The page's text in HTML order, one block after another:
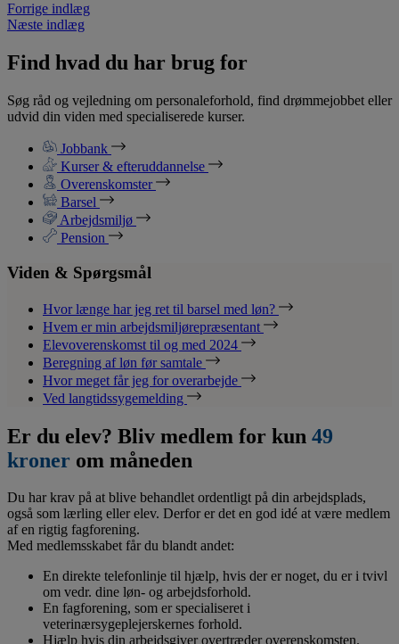
Forrige indlæg
Næste indlæg
Find hvad du har brug for
Søg råd og vejledning om personaleforhold, find drømmejobbet eller
udvid din viden med specialiserede kurser.
Jobbank
Kurser & efteruddannelse
Overenskomster
Barsel
Arbejdsmiljø
Pension
Viden & Spørgsmål
Hvor længe har jeg ret til barsel med løn?
Hvem er min arbejdsmiljørepræsentant
Elevoverenskomst til og med 2024
Beregning af løn før samtale
Hvor meget får jeg for overarbejde
Ved langtidssygemelding
Er du elev? Bliv medlem for kun 49
kroner om måneden
Du har krav på at blive behandlet ordentligt på din arbejdsplads,
også som lærling eller elev. Derfor er det en god idé at være medlem
af en rigtig fagforening.
Med medlemsskabet får du blandt andet:
En direkte telefonlinje til hjælp, hvis der er noget, du er i tvivl
om vedr. dine løn- og arbejdsforhold.
En fagforening, som er specialiseret i
veterinærsygeplejerskernes forhold.
Hjælp hvis din arbejdsgiver overtræder overenskomsten.